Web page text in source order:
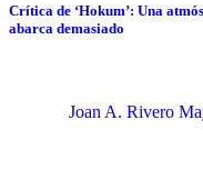
Crítica de ‘Hokum’: Una
abarca demasiado
Joan A. Rivero